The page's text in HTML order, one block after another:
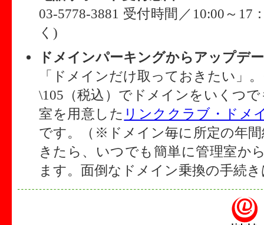
03-5778-3881 受付時間／10:00～
く)
ドメインパーキングからアップデ
「ドメインだけ取っておきたい」
\105（税込）でドメインをいくつ
室を用意した リンククラブ・ドメ
です。（※ドメイン毎に所定の年
きたら、いつでも簡単に管理室か
ます。面倒なドメイン乗換の手続